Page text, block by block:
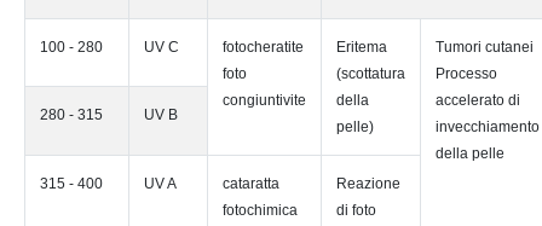
100 - 280 UV C
fotocheratite
foto
congiuntivite
Eritema
(scottatura
della
pelle)
Tumori cutanei
Processo
accelerato di
invecchiamento
della pelle
280 - 315 UV B
315 - 400 UV A
cataratta
fotochimica
Reazione
di foto